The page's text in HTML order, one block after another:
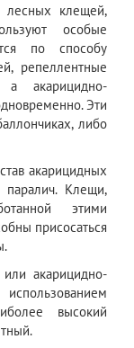
клещей,
особые
по способу
репеллентные
акарицидно-
Эти
либо
акарицидных
паралич. Клещи,
этими
присосаться
акарицидно-
высокий